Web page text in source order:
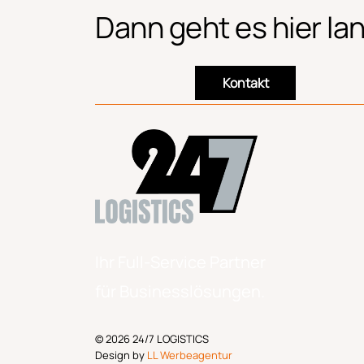
Dann geht es hier
Kontakt
© 2026 24/7 LOGISTICS
Design by LL Werbeagentur